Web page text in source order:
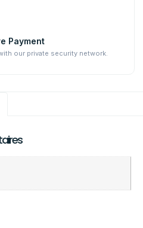
Payment
our private security network.